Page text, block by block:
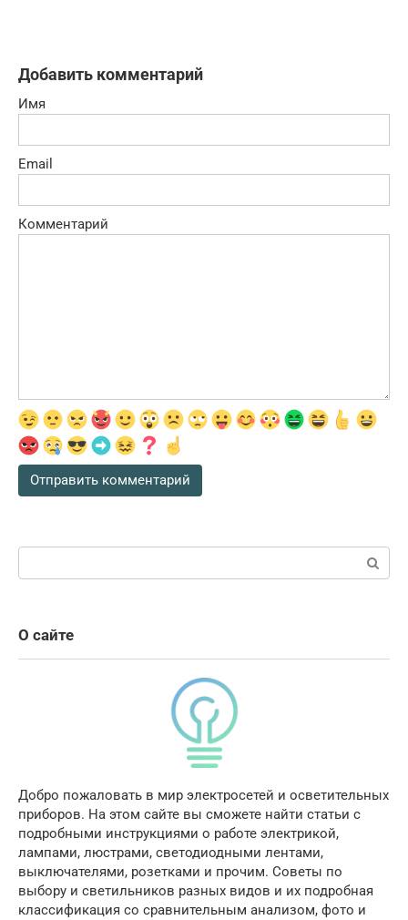
Добавить комментарий
Имя
Email
Комментарий
О сайте
Добро пожаловать в мир электросетей и осветительных
приборов. На этом сайте вы сможете найти статьи с
подробными инструкциями о работе электрикой,
лампами, люстрами, светодиодными лентами,
выключателями, розетками и прочим. Советы по
выбору и светильников разных видов и их подробная
классификация со сравнительным анализом, фото и